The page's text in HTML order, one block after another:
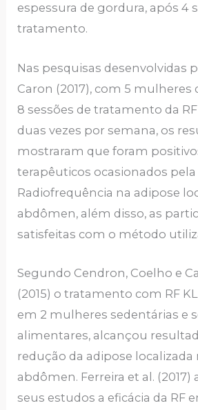
espessura de gordura, após 4
tratamento.
Nas pesquisas desenvolvidas
Caron (2017), com 5 mulheres
8 sessões de tratamento da
duas vezes por semana, os
mostraram que foram
terapêuticos ocasionados pela
Radiofrequência na adipose
abdômen, além disso, as
satisfeitas com o método
Segundo Cendron, Coelho e
(2015) o tratamento com RF
em 2 mulheres sedentárias e
alimentares, alcançou
redução da adipose localizada
abdômen. Ferreira et al.
seus estudos a eficácia da RF